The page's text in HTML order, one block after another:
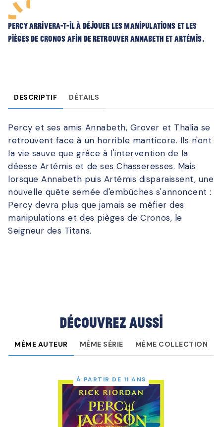
Percy arrivera-t-il à déjouer les manipulations et les
pièges de Cronos afin de retrouver Annabeth et Artémis.
DESCRIPTIF DÉTAILS
Percy et ses amis Annabeth, Grover et Thalia se
retrouvent face à un horrible manticore. Ils n'ont
la vie sauve que grâce à l'intervention de la
déesse Artémis et de ses Chasseresses. Mais
lorsque Annabeth puis Artémis disparaissent, une
nouvelle quête semée d'embûches s'annoncent :
Percy devra plus que jamais se méfier des
manipulations et des pièges de Cronos, le
Seigneur des Titans.
Découvrez aussi
MÊME AUTEUR MÊME SÉRIE MÊME COLLECTION
À PARTIR DE 11 ANS